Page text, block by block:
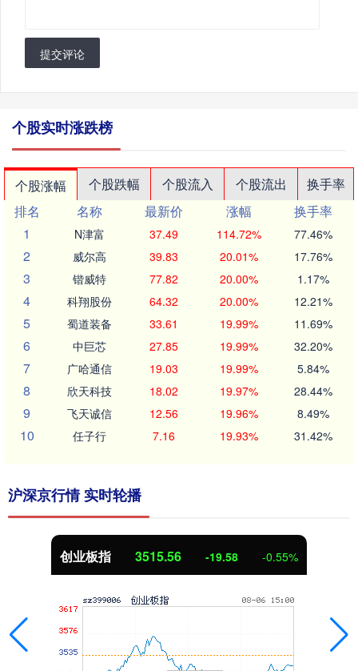
提交评论
个股实时涨跌榜
个股涨幅 个股跌幅 个股流入 个股流出
换手率
排名
名称 最新价 涨幅
换手率
1
N津富 37.49 114.72% 77.46%
2 威尔高 39.83 20.01% 17.76%
3 锴威特 77.82 20.00% 1.17%
4 科翔股份 64.32 20.00% 12.21%
5 蜀道装备 33.61 19.99% 11.69%
6 中巨芯 27.85 19.99% 32.20%
7 广哈通信 19.03 19.99% 5.84%
8 欣天科技 18.02 19.97% 28.44%
9 飞天诚信 12.56 19.96% 8.49%
10 任子行 7.16 19.93% 31.42%
沪深京行情 实时轮播
创业板指 3515.56 -19.58 -0.55%